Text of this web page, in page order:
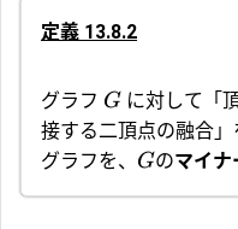
定義 13.8.2
グラフ G に対して「
接する二頂点の融合」
グラフを、 Gのマイナ